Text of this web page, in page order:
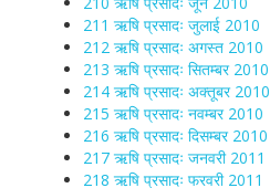
211 ऋषि प्रसादः जुलाई 2010
212 ऋषि प्रसादः अगस्त 2010
213 ऋषि प्रसादः सितम्बर 2010
214 ऋषि प्रसादः अक्तूबर 2010
215 ऋषि प्रसादः नवम्बर 2010
216 ऋषि प्रसादः दिसम्बर 2010
217 ऋषि प्रसादः जनवरी 2011
218 ऋषि प्रसादः फरवरी 2011